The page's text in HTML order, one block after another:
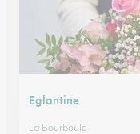
Eglantine
La Bourboule